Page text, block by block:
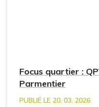
Focus quartier :
Parmentier
PUBLIÉ LE 20. 03. 2026